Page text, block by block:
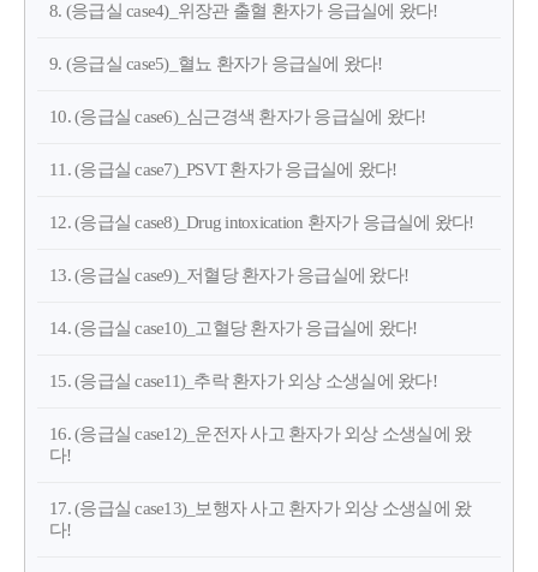
8. (응급실 case4)_위장관 출혈 환자가 응급실에 왔다!
9. (응급실 case5)_혈뇨 환자가 응급실에 왔다!
10. (응급실 case6)_심근경색 환자가 응급실에 왔다!
11. (응급실 case7)_PSVT 환자가 응급실에 왔다!
12. (응급실 case8)_Drug intoxication 환자가 응급실에 왔다!
13. (응급실 case9)_저혈당 환자가 응급실에 왔다!
14. (응급실 case10)_고혈당 환자가 응급실에 왔다!
15. (응급실 case11)_추락 환자가 외상 소생실에 왔다!
16. (응급실 case12)_운전자 사고 환자가 외상 소생실에 왔
다!
17. (응급실 case13)_보행자 사고 환자가 외상 소생실에 왔
다!